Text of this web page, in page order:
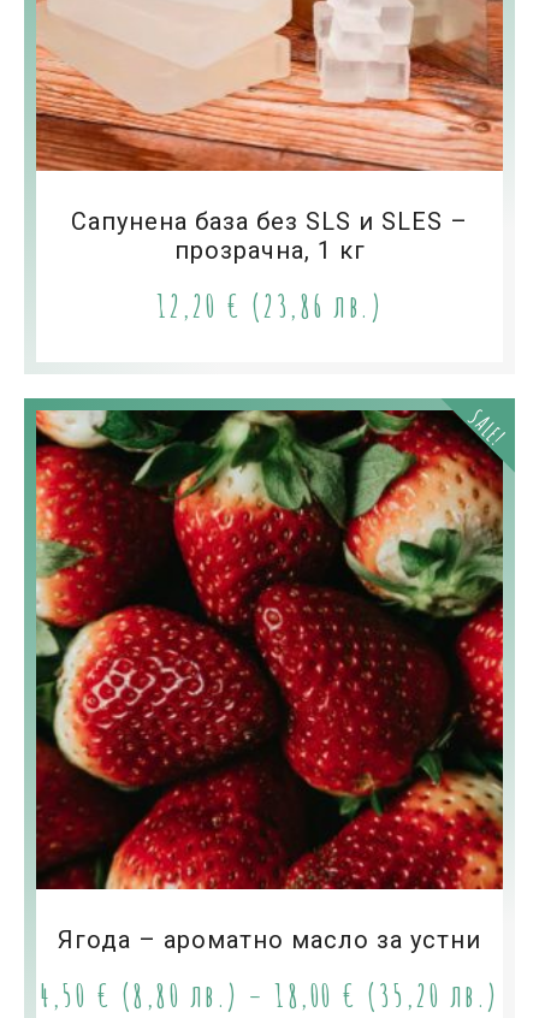
Сапунена база без SLS и SLES –
прозрачна, 1 кг
12,20 € (23,86 лв.)
SALE!
Ягода – ароматно масло за устни
4,50 € (8,80 лв.) – 18,00 € (35,20 лв.)